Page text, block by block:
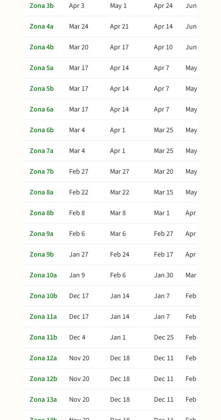
Zona 3b
Apr 3 May 1 Apr 24
Jun 15
Zona 4a
Mar 24 Apr 21 Apr 14
Jun 5
Zona 4b
Mar 20 Apr 17 Apr 10
Jun 1
Zona 5a
Mar 17 Apr 14 Apr 7
May 29
Zona 5b
Mar 17 Apr 14 Apr 7
May 29
Zona 6a
Mar 17 Apr 14 Apr 7
May 29
Zona 6b
Mar 4 Apr 1 Mar 25
May 16
Zona 7a
Mar 4 Apr 1 Mar 25
May 16
Zona 7b
Feb 27 Mar 27 Mar 20
May 11
Zona 8a
Feb 22 Mar 22 Mar 15
May 6
Zona 8b
Feb 8 Mar 8 Mar 1
Apr 22
Zona 9a
Feb 6 Mar 6 Feb 27
Apr 20
Zona 9b
Jan 27 Feb 24 Feb 17
Apr 10
Zona 10a
Jan 9 Feb 6 Jan 30
Mar 23
Zona 10b
Dec 17 Jan 14 Jan 7
Feb 28
Zona 11a
Dec 17 Jan 14 Jan 7
Feb 28
Zona 11b
Dec 4 Jan 1 Dec 25
Feb 15
Zona 12a
Nov 20 Dec 18 Dec 11
Feb 1
Zona 12b
Nov 20 Dec 18 Dec 11
Feb 1
Zona 13a
Nov 20 Dec 18 Dec 11
Feb 1